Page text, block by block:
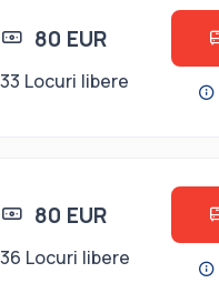
80 EUR
33 Locuri libere
80 EUR
36 Locuri libere